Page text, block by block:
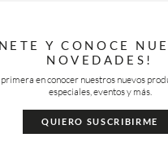
Y CONOCE
NOVEDADES!
primera en conocer nuestros nuevos
especiales, eventos y más.
QUIERO SUSCRIBIRME